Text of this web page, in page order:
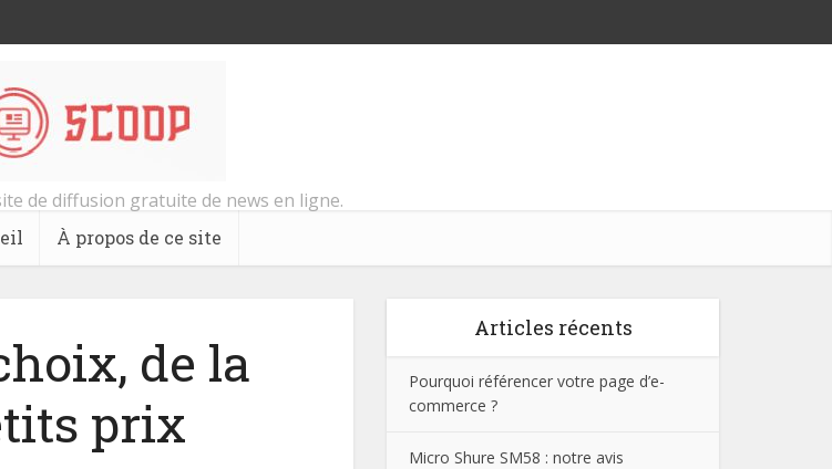
de diffusion gratuite de news en ligne.
À propos de ce site
de la
prix
Articles récents
Pourquoi référencer votre page d’e-
commerce ?
Micro Shure SM58 : notre avis